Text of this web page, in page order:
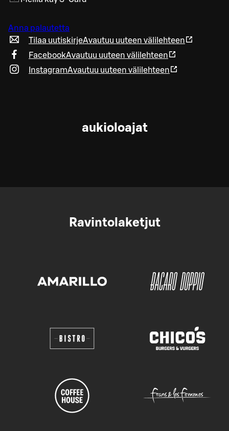
Anna palautetta
Tilaa uutiskirjeAvautuu uuteen välilehteen
FacebookAvautuu uuteen välilehteen
InstagramAvautuu uuteen välilehteen
aukioloajat
Ravintolaketjut